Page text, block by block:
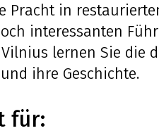
Pracht in
interessanten
lernen Sie die
ihre Geschichte.
für: